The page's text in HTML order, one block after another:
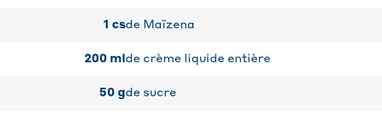
1 csde Maïzena
200 ml de crème liquide entière
50 gde sucre